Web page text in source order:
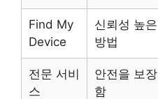
Find My
Device
신뢰성 높은
방법
전문 서비
스
안전을 보장
함